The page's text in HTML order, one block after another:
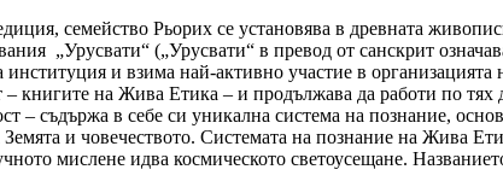
семейство Рьорих се установява в древната
„Урусвати“ („Урусвати“ в превод от санскрит
и взима най-активно участие в организацията
книгите на Жива Етика – и продължава да работи по тях
– съдържа в себе си уникална система на познание,
и човечеството. Системата на познание на Жива
мислене идва космическото светоусещане.